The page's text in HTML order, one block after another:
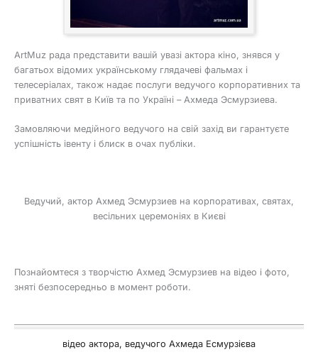
ArtMuz рада представити вашій увазі актора кіно, знявся у
багатьох відомих українському глядачеві фальмах і
телесеріалах, також надає послуги ведучого корпоративних та
приватних свят в Київ та по Україні – Ахмеда Эсмурзиева.
Замовляючи медійного ведучого на свій захід ви гарантуєте
успішність івенту і блиск в очах публіки.
Ведучий, актор Ахмед Эсмурзиев на корпоративах, святах,
весільних церемоніях в Києві
Познайомтеся з творчістю Ахмед Эсмурзиев на відео і фото,
зняті безпосередньо в момент роботи.
відео актора, ведучого Ахмеда Есмурзієва